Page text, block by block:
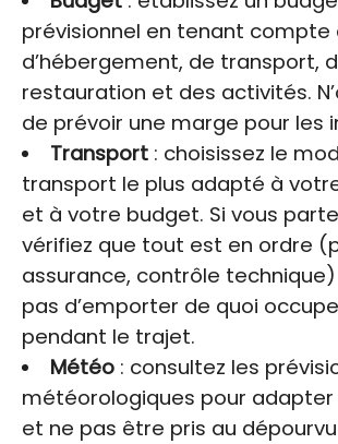
prévisionnel en tenant compte
d’hébergement, de transport,
restauration et des activités.
de prévoir une marge pour les
Transport: choisissez le
transport le plus adapté à
et à votre budget. Si vous
vérifiez que tout est en ordre
assurance, contrôle technique)
pas d’emporter de quoi
pendant le trajet.
Météo: consultez les
météorologiques pour
et ne pas être pris au